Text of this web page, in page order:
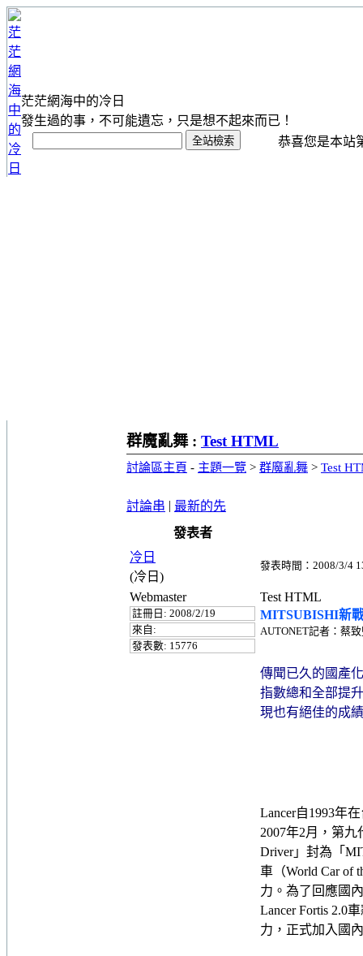
茫茫網海中的冷日
發生過的事，不可能遺忘，只是想不起來而已！
恭喜您是本站
群魔亂舞 : Test HTML
討論區主頁 - 主題一覽 > 群魔亂舞 > Test
討論串 | 最新的先
發表者
冷日
(冷日)
發表時間：2008/3/4
Webmaster
註冊日: 2008/2/19
來自:
發表數: 15776
Test HTML
MITSUBISHI新
AUTONET記者：蔡
傳聞已久的國產
指數總和全部提
現也有絕佳的成
Lancer自1993年
2007年2月，第
Driver」封為「
車（World Car of
力。為了回應國
Lancer Fortis 2.0
力，正式加入國